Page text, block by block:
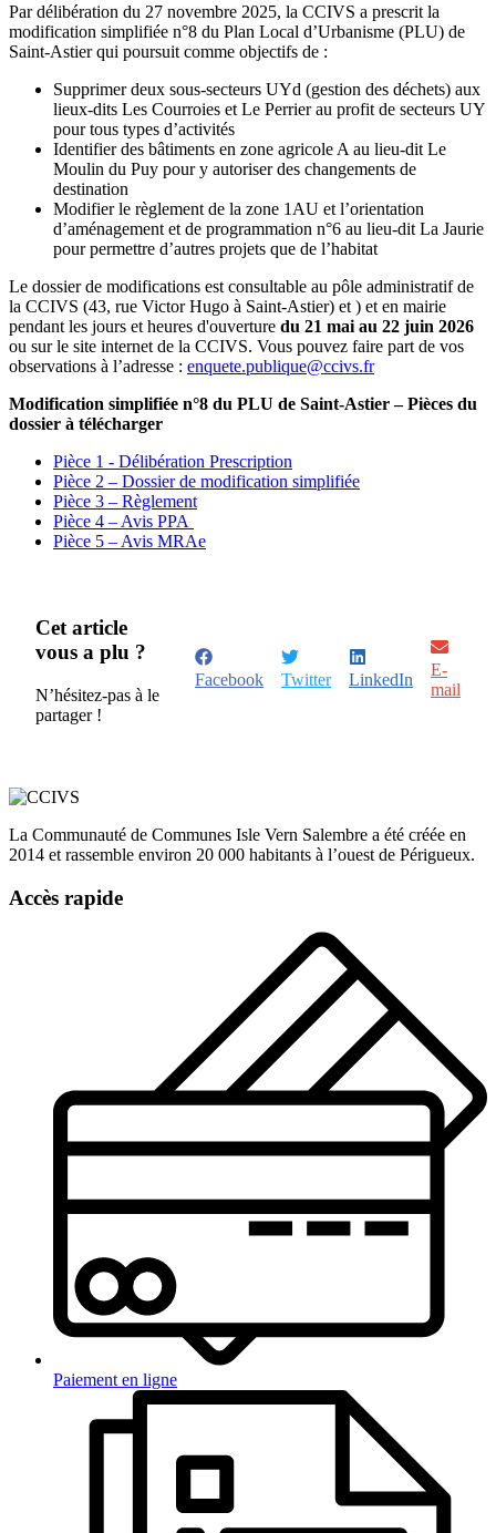
Par délibération du 27 novembre 2025, la CCIVS a prescrit la
modification simplifiée n°8 du Plan Local d’Urbanisme (PLU) de
Saint-Astier qui poursuit comme objectifs de :
Supprimer deux sous-secteurs UYd (gestion des déchets) aux
lieux-dits Les Courroies et Le Perrier au profit de secteurs UY
pour tous types d’activités
Identifier des bâtiments en zone agricole A au lieu-dit Le
Moulin du Puy pour y autoriser des changements de
destination
Modifier le règlement de la zone 1AU et l’orientation
d’aménagement et de programmation n°6 au lieu-dit La Jaurie
pour permettre d’autres projets que de l’habitat
Le dossier de modifications est consultable au pôle administratif de
la CCIVS (43, rue Victor Hugo à Saint-Astier) et ) et en mairie
pendant les jours et heures d'ouverture du 21 mai au 22 juin 2026
ou sur le site internet de la CCIVS. Vous pouvez faire part de vos
observations à l’adresse : enquete.publique@ccivs.fr
Modification simplifiée n°8 du PLU de Saint-Astier – Pièces du
dossier à télécharger
Pièce 1 - Délibération Prescription
Pièce 2 – Dossier de modification simplifiée
Pièce 3 – Règlement
Pièce 4 – Avis PPA
Pièce 5 – Avis MRAe
Cet article
vous a plu ?
N’hésitez-pas à le
partager !
Facebook Twitter LinkedIn
E-
mail
La Communauté de Communes Isle Vern Salembre a été créée en
2014 et rassemble environ 20 000 habitants à l’ouest de Périgueux.
Accès rapide
Paiement en ligne